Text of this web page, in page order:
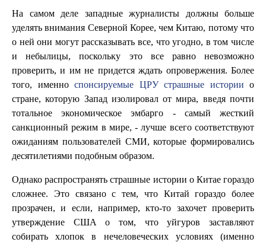
На самом деле западные журналисты должны больше
уделять внимания Северной Корее, чем Китаю, потому что
о ней они могут рассказывать все, что угодно, в том числе
и небылицы, поскольку это все равно невозможно
проверить, и им не придется ждать опровержения. Более
того, именно спонсируемые ЦРУ страшные истории о
стране, которую Запад изолировал от мира, введя почти
тотальное экономическое эмбарго - самый жесткий
санкционный режим в мире, - лучше всего соответствуют
ожиданиям пользователей СМИ, которые формировались
десятилетиями подобным образом.
Однако распространять страшные истории о Китае гораздо
сложнее. Это связано с тем, что Китай гораздо более
прозрачен, и если, например, кто-то захочет проверить
утверждение США о том, что уйгуров заставляют
собирать хлопок в нечеловеческих условиях (именно